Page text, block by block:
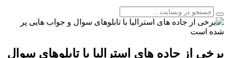
برخی از جاده های استرالیا با تابلوهای سوال